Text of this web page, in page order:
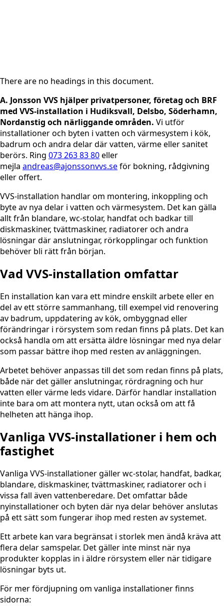
There are no headings in this document.
A. Jonsson VVS hjälper privatpersoner, företag och BRF
med VVS-installation i Hudiksvall, Delsbo, Söderhamn,
Nordanstig och närliggande områden. Vi utför
installationer och byten i vatten och värmesystem i kök,
badrum och andra delar där vatten, värme eller sanitet
berörs. Ring 073 263 83 80eller
mejla andreas@ajonssonvvs.seför bokning, rådgivning
eller offert.
VVS-installation handlar om montering, inkoppling och
byte av nya delar i vatten och värmesystem. Det kan gälla
allt från blandare, wc-stolar, handfat och badkar till
diskmaskiner, tvättmaskiner, radiatorer och andra
lösningar där anslutningar, rörkopplingar och funktion
behöver bli rätt från början.
Vad VVS-installation omfattar
En installation kan vara ett mindre enskilt arbete eller en
del av ett större sammanhang, till exempel vid renovering
av badrum, uppdatering av kök, ombyggnad eller
förändringar i rörsystem som redan finns på plats. Det kan
också handla om att ersätta äldre lösningar med nya delar
som passar bättre ihop med resten av anläggningen.
Arbetet behöver anpassas till det som redan finns på plats,
både när det gäller anslutningar, rördragning och hur
vatten eller värme leds vidare. Därför handlar installation
inte bara om att montera nytt, utan också om att få
helheten att hänga ihop.
Vanliga VVS-installationer i hem och
fastighet
Vanliga VVS-installationer gäller wc-stolar, handfat, badkar,
blandare, diskmaskiner, tvättmaskiner, radiatorer och i
vissa fall även vattenberedare. Det omfattar både
nyinstallationer och byten där nya delar behöver anslutas
på ett sätt som fungerar ihop med resten av systemet.
Ett arbete kan vara begränsat i storlek men ändå kräva att
flera delar samspelar. Det gäller inte minst när nya
produkter kopplas in i äldre rörsystem eller när tidigare
lösningar byts ut.
För mer fördjupning om vanliga installationer finns
sidorna: